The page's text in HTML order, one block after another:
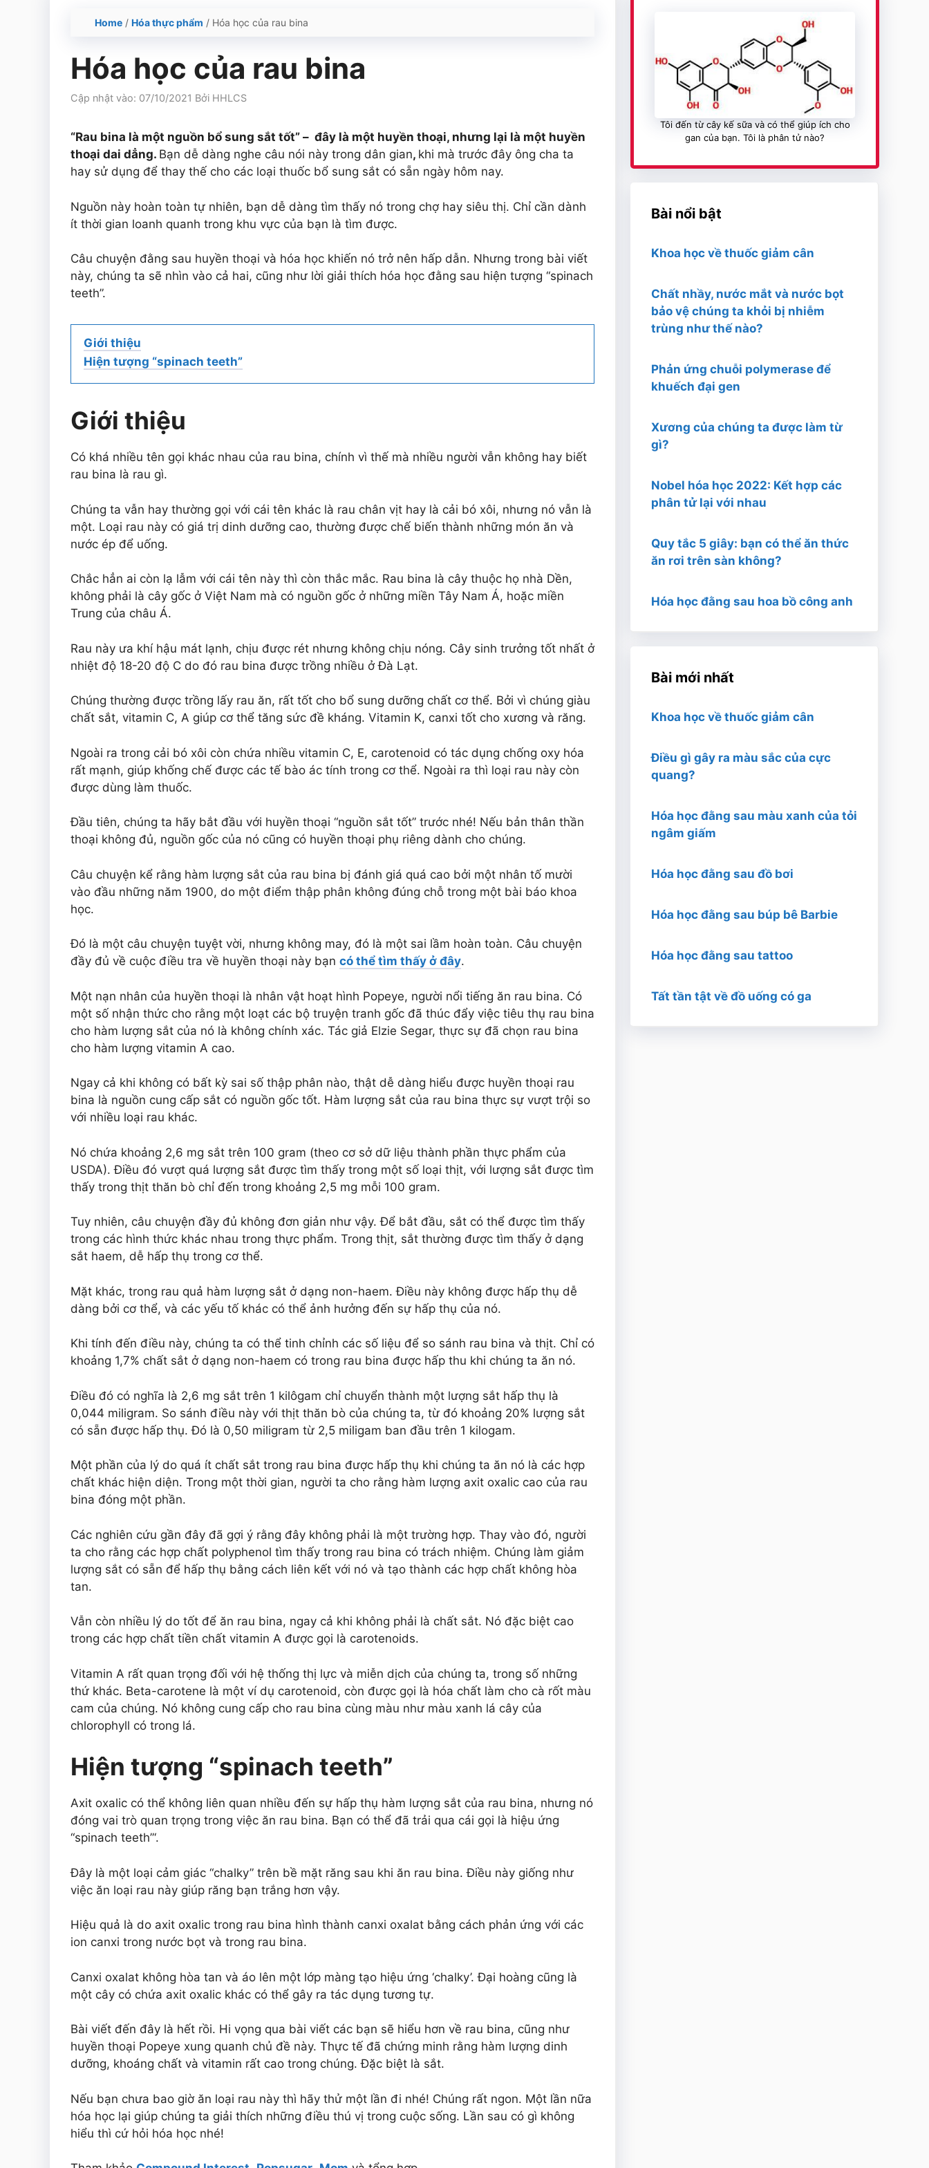
Home / Hóa thực phẩm / Hóa học của rau bina
Hóa học của rau bina
Cập nhật vào: 07/10/2021 Bởi HHLCS
“Rau bina là một nguồn bổ sung sắt tốt” – đây là một huyền thoại, nhưng lại là một huyền
thoại dai dẳng. Bạn dễ dàng nghe câu nói này trong dân gian, khi mà trước đây ông cha ta
hay sử dụng để thay thế cho các loại thuốc bổ sung sắt có sẵn ngày hôm nay.
Nguồn này hoàn toàn tự nhiên, bạn dễ dàng tìm thấy nó trong chợ hay siêu thị. Chỉ cần dành
ít thời gian loanh quanh trong khu vực của bạn là tìm được.
Câu chuyện đằng sau huyền thoại và hóa học khiến nó trở nên hấp dẫn. Nhưng trong bài viết
này, chúng ta sẽ nhìn vào cả hai, cũng như lời giải thích hóa học đằng sau hiện tượng “spinach
teeth”.
Giới thiệu
Hiện tượng “spinach teeth”
Giới thiệu
Có khá nhiều tên gọi khác nhau của rau bina, chính vì thế mà nhiều người vẫn không hay biết
rau bina là rau gì.
Chúng ta vẫn hay thường gọi với cái tên khác là rau chân vịt hay là cải bó xôi, nhưng nó vẫn là
một. Loại rau này có giá trị dinh dưỡng cao, thường được chế biến thành những món ăn và
nước ép để uống.
Chắc hẳn ai còn lạ lẫm với cái tên này thì còn thắc mắc. Rau bina là cây thuộc họ nhà Dền,
không phải là cây gốc ở Việt Nam mà có nguồn gốc ở những miền Tây Nam Á, hoặc miền
Trung của châu Á.
Rau này ưa khí hậu mát lạnh, chịu được rét nhưng không chịu nóng. Cây sinh trưởng tốt nhất ở
nhiệt độ 18-20 độ C do đó rau bina được trồng nhiều ở Đà Lạt.
Chúng thường được trồng lấy rau ăn, rất tốt cho bổ sung dưỡng chất cơ thể. Bởi vì chúng giàu
chất sắt, vitamin C, A giúp cơ thể tăng sức đề kháng. Vitamin K, canxi tốt cho xương và răng.
Ngoài ra trong cải bó xôi còn chứa nhiều vitamin C, E, carotenoid có tác dụng chống oxy hóa
rất mạnh, giúp khống chế được các tế bào ác tính trong cơ thể. Ngoài ra thì loại rau này còn
được dùng làm thuốc.
Đầu tiên, chúng ta hãy bắt đầu với huyền thoại “nguồn sắt tốt” trước nhé! Nếu bản thân thần
thoại không đủ, nguồn gốc của nó cũng có huyền thoại phụ riêng dành cho chúng.
Câu chuyện kể rằng hàm lượng sắt của rau bina bị đánh giá quá cao bởi một nhân tố mười
vào đầu những năm 1900, do một điểm thập phân không đúng chỗ trong một bài báo khoa
học.
Đó là một câu chuyện tuyệt vời, nhưng không may, đó là một sai lầm hoàn toàn. Câu chuyện
đầy đủ về cuộc điều tra về huyền thoại này bạn có thể tìm thấy ở đây.
Một nạn nhân của huyền thoại là nhân vật hoạt hình Popeye, người nổi tiếng ăn rau bina. Có
một số nhận thức cho rằng một loạt các bộ truyện tranh gốc đã thúc đẩy việc tiêu thụ rau bina
cho hàm lượng sắt của nó là không chính xác. Tác giả Elzie Segar, thực sự đã chọn rau bina
cho hàm lượng vitamin A cao.
Ngay cả khi không có bất kỳ sai số thập phân nào, thật dễ dàng hiểu được huyền thoại rau
bina là nguồn cung cấp sắt có nguồn gốc tốt. Hàm lượng sắt của rau bina thực sự vượt trội so
với nhiều loại rau khác.
Nó chứa khoảng 2,6 mg sắt trên 100 gram (theo cơ sở dữ liệu thành phần thực phẩm của
USDA). Điều đó vượt quá lượng sắt được tìm thấy trong một số loại thịt, với lượng sắt được tìm
thấy trong thịt thăn bò chỉ đến trong khoảng 2,5 mg mỗi 100 gram.
Tuy nhiên, câu chuyện đầy đủ không đơn giản như vậy. Để bắt đầu, sắt có thể được tìm thấy
trong các hình thức khác nhau trong thực phẩm. Trong thịt, sắt thường được tìm thấy ở dạng
sắt haem, dễ hấp thụ trong cơ thể.
Mặt khác, trong rau quả hàm lượng sắt ở dạng non-haem. Điều này không được hấp thụ dễ
dàng bởi cơ thể, và các yếu tố khác có thể ảnh hưởng đến sự hấp thụ của nó.
Khi tính đến điều này, chúng ta có thể tinh chỉnh các số liệu để so sánh rau bina và thịt. Chỉ có
khoảng 1,7% chất sắt ở dạng non-haem có trong rau bina được hấp thu khi chúng ta ăn nó.
Điều đó có nghĩa là 2,6 mg sắt trên 1 kilôgam chỉ chuyển thành một lượng sắt hấp thụ là
0,044 miligram. So sánh điều này với thịt thăn bò của chúng ta, từ đó khoảng 20% ​​lượng sắt
có sẵn được hấp thụ. Đó là 0,50 miligram từ 2,5 miligam ban đầu trên 1 kilogam.
Một phần của lý do quá ít chất sắt trong rau bina được hấp thụ khi chúng ta ăn nó là các hợp
chất khác hiện diện. Trong một thời gian, người ta cho rằng hàm lượng axit oxalic cao của rau
bina đóng một phần.
Các nghiên cứu gần đây đã gợi ý rằng đây không phải là một trường hợp. Thay vào đó, người
ta cho rằng các hợp chất polyphenol tìm thấy trong rau bina có trách nhiệm. Chúng làm giảm
lượng sắt có sẵn để hấp thụ bằng cách liên kết với nó và tạo thành các hợp chất không hòa
tan.
Vẫn còn nhiều lý do tốt để ăn rau bina, ngay cả khi không phải là chất sắt. Nó đặc biệt cao
trong các hợp chất tiền chất vitamin A được gọi là carotenoids.
Vitamin A rất quan trọng đối với hệ thống thị lực và miễn dịch của chúng ta, trong số những
thứ khác. Beta-carotene là một ví dụ carotenoid, còn được gọi là hóa chất làm cho cà rốt màu
cam của chúng. Nó không cung cấp cho rau bina cùng màu như màu xanh lá cây của
chlorophyll có trong lá.
Hiện tượng “spinach teeth”
Axit oxalic có thể không liên quan nhiều đến sự hấp thụ hàm lượng sắt của rau bina, nhưng nó
đóng vai trò quan trọng trong việc ăn rau bina. Bạn có thể đã trải qua cái gọi là hiệu ứng
“spinach teeth”‘.
Đây là một loại cảm giác “chalky” trên bề mặt răng sau khi ăn rau bina. Điều này giống như
việc ăn loại rau này giúp răng bạn trắng hơn vậy.
Hiệu quả là do axit oxalic trong rau bina hình thành canxi oxalat bằng cách phản ứng với các
ion canxi trong nước bọt và trong rau bina.
Canxi oxalat không hòa tan và áo lên một lớp màng tạo hiệu ứng ‘chalky’. Đại hoàng cũng là
một cây có chứa axit oxalic khác có thể gây ra tác dụng tương tự.
Bài viết đến đây là hết rồi. Hi vọng qua bài viết các bạn sẽ hiểu hơn về rau bina, cũng như
huyền thoại Popeye xung quanh chủ đề này. Thực tế đã chứng minh rằng hàm lượng dinh
dưỡng, khoáng chất và vitamin rất cao trong chúng. Đặc biệt là sắt.
Nếu bạn chưa bao giờ ăn loại rau này thì hãy thử một lần đi nhé! Chúng rất ngon. Một lần nữa
hóa học lại giúp chúng ta giải thích những điều thú vị trong cuộc sống. Lần sau có gì không
hiểu thì cứ hỏi hóa học nhé!
Tôi đến từ cây kế sữa và có thể giúp ích cho
gan của bạn. Tôi là phân tử nào?
Bài nổi bật
Khoa học về thuốc giảm cân
Chất nhầy, nước mắt và nước bọt
bảo vệ chúng ta khỏi bị nhiễm
trùng như thế nào?
Phản ứng chuỗi polymerase để
khuếch đại gen
Xương của chúng ta được làm từ
gì?
Nobel hóa học 2022: Kết hợp các
phân tử lại với nhau
Quy tắc 5 giây: bạn có thể ăn thức
ăn rơi trên sàn không?
Hóa học đằng sau hoa bồ công anh
Bài mới nhất
Khoa học về thuốc giảm cân
Điều gì gây ra màu sắc của cực
quang?
Hóa học đằng sau màu xanh của tỏi
ngâm giấm
Hóa học đằng sau đồ bơi
Hóa học đằng sau búp bê Barbie
Hóa học đằng sau tattoo
Tất tần tật về đồ uống có ga